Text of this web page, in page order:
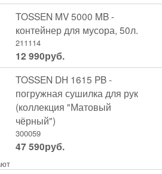
TOSSEN MV 5000 MB -
контейнер для мусора, 50л.
211114
12 990руб.
TOSSEN DH 1615 PB -
погружная сушилка для рук
(коллекция "Матовый
чёрный")
300059
47 590руб.